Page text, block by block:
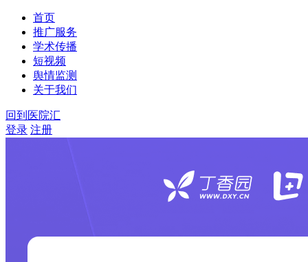
首页
推广服务
学术传播
短视频
舆情监测
关于我们
回到医院汇
登录 注册